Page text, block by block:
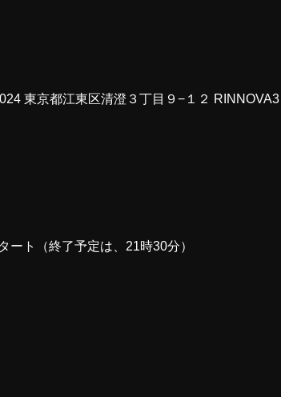
東京都江東区清澄３丁目９−１２
ート（終了予定は、21時30分）